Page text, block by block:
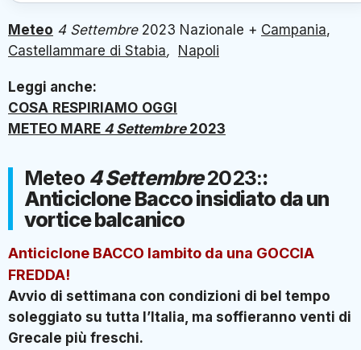
Meteo 4 Settembre2023 Nazionale + Campania,
Castellammare di Stabia, Napoli
Leggi anche:
COSA RESPIRIAMO OGGI
METEO MARE 4 Settembre2023
Meteo 4Settembre2023::
Anticiclone Bacco insidiato da un
vortice balcanico
Anticiclone BACCO lambito da una GOCCIA
FREDDA!
Avvio di settimana con condizioni di bel tempo
soleggiato su tutta l’Italia, ma soffieranno venti di
Grecale più freschi.